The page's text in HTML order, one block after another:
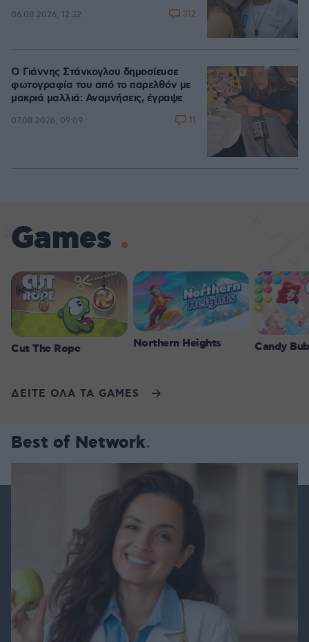
06.08.2026, 12:32 312
Ο Γιάννης Στάνκογλου δημοσίευσε
φωτογραφία του από το παρελθόν με
μακριά μαλλιά: Αναμνήσεις, έγραψε
07.08.2026, 09:09 11
Games
Cut The Rope Northern Heights Candy
ΔΕΙΤΕ ΟΛΑ ΤΑ GAMES
Best of Network